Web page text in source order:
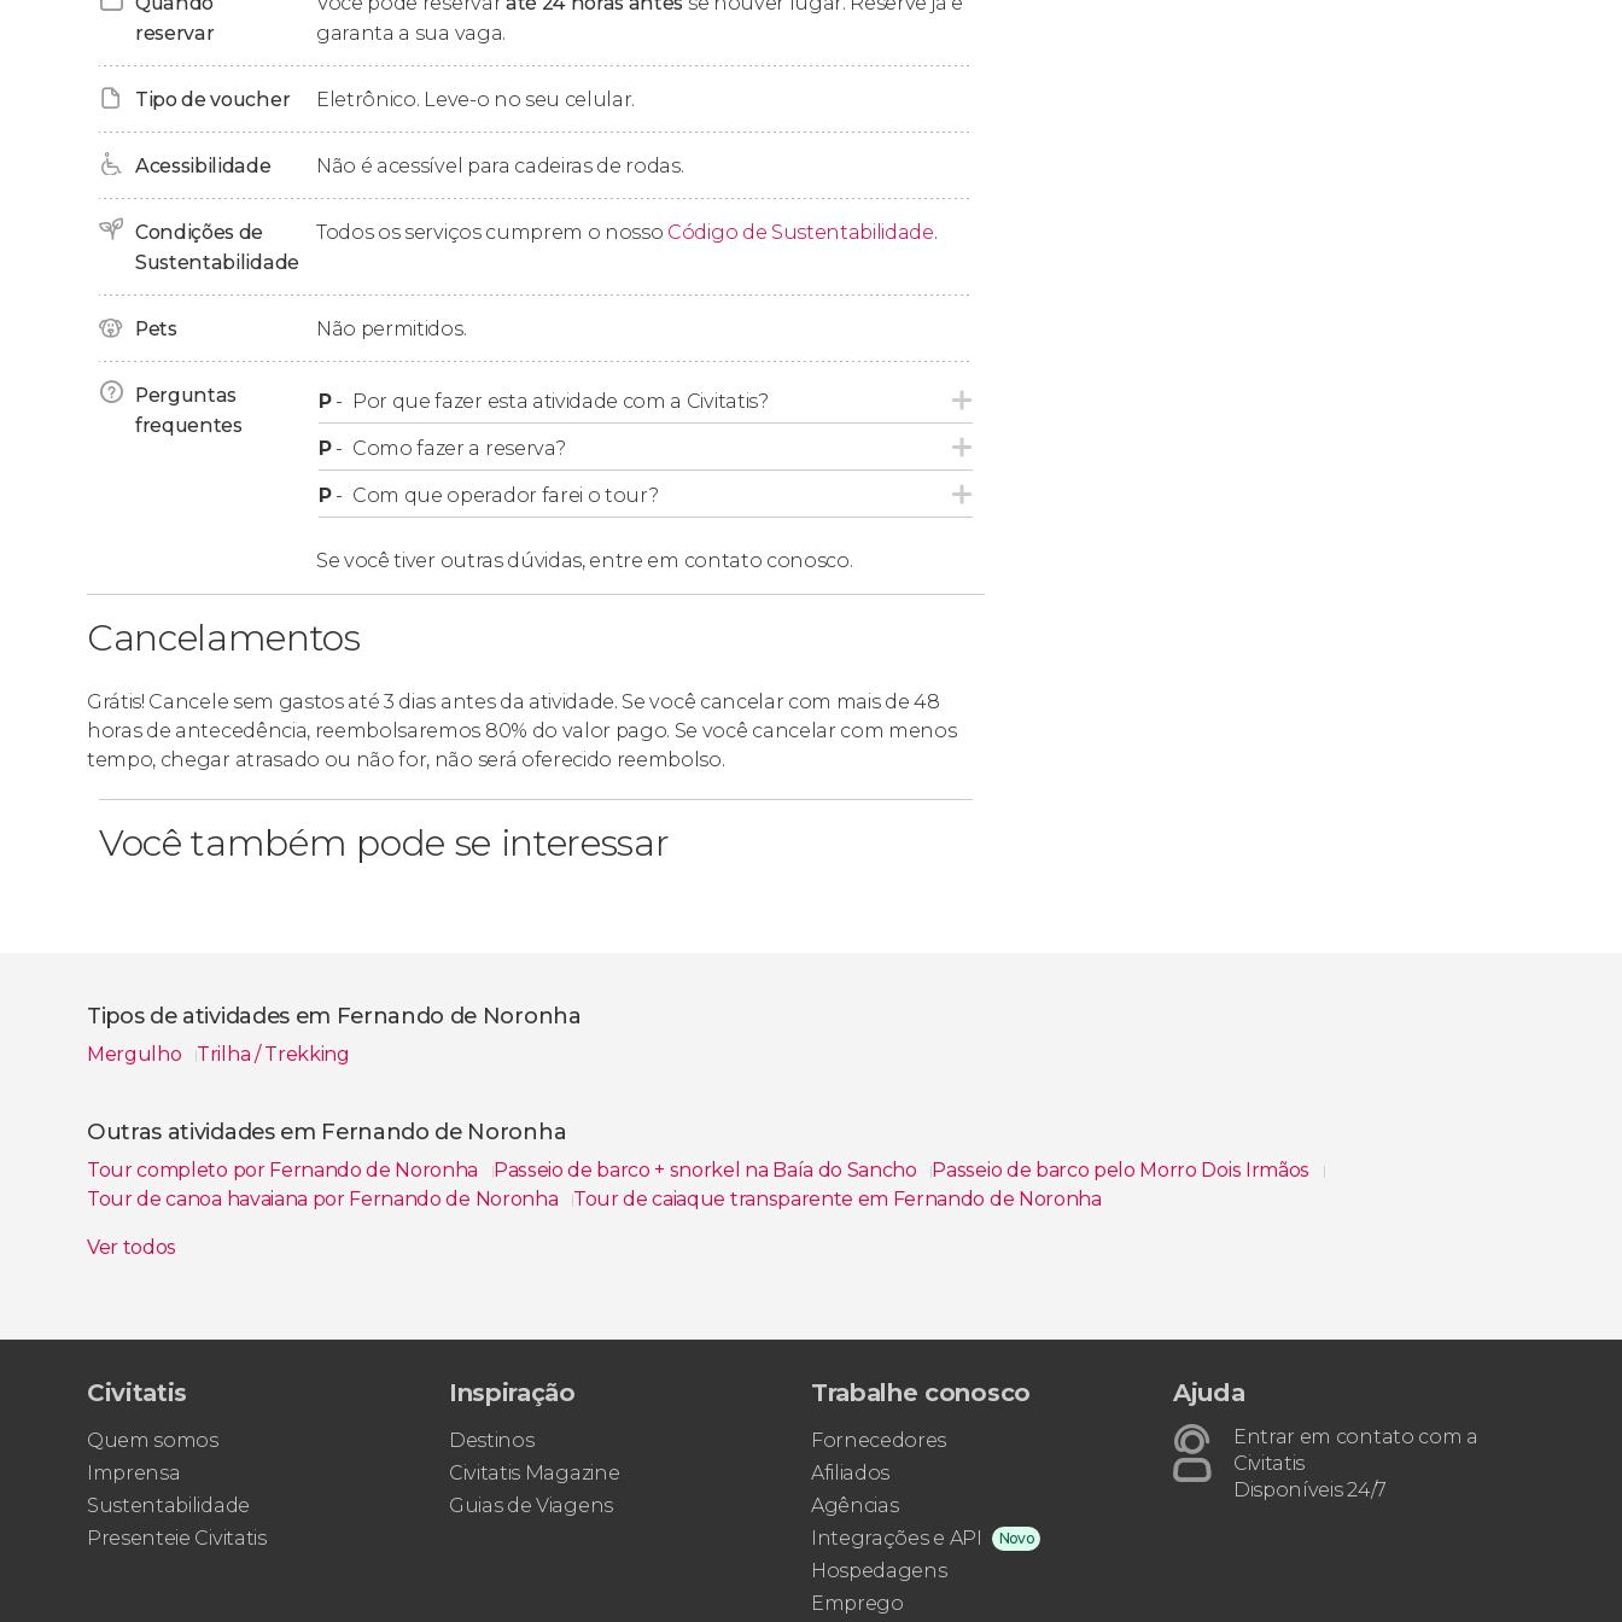
Após esta trilha leve de 1,2 quilômetros, iremos levá-lo de regresso ao seu hotel.
reservar
garanta a sua vaga.
Tipo de voucher Eletrônico. Leve-o no seu celular.
Acessibilidade Não é acessível para cadeiras de rodas.
Condições de
Sustentabilidade
Todos os serviços cumprem o nosso Código de Sustentabilidade.
Pets Não permitidos.
Perguntas
frequentes
P- Por que fazer esta atividade com a Civitatis?
P- Como fazer a reserva?
P- Com que operador farei o tour?
Se você tiver outras dúvidas, entre em contato conosco.
Cancelamentos
Grátis! Cancele sem gastos até 3 dias antes da atividade. Se você cancelar com mais de 48
horas de antecedência, reembolsaremos 80% do valor pago. Se você cancelar com menos
tempo, chegar atrasado ou não for, não será oferecido reembolso.
Você também pode se interessar
Tipos de atividades em Fernando de Noronha
Mergulho Trilha / Trekking
Outras atividades em Fernando de Noronha
Tour completo por Fernando de Noronha Passeio de barco + snorkel na Baía do Sancho
Passeio de barco pelo Morro Dois Irmãos
Tour de canoa havaiana por Fernando de Noronha
Tour de caiaque transparente em Fernando de Noronha
Ver todos
Civitatis
Quem somos
Imprensa
Sustentabilidade
Presenteie Civitatis
Inspiração
Destinos
Civitatis Magazine
Guias de Viagens
Trabalhe conosco
Fornecedores
Afiliados
Agências
Integrações e API
Novo
Hospedagens
Emprego
Ajuda
Entrar em contato com a
Civitatis
Disponíveis 24/7